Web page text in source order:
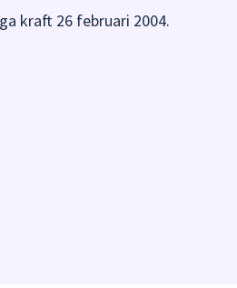
kraft 26 februari 2004.